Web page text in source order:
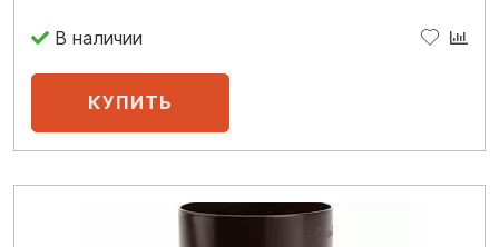
В наличии